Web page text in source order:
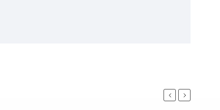
PreviousNext